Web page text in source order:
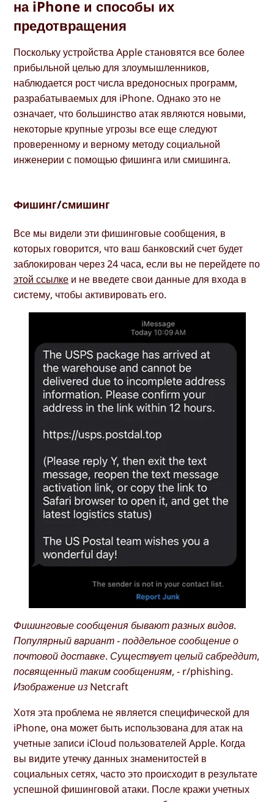
на iPhone и способы их
предотвращения
Поскольку устройства Apple становятся все более
прибыльной целью для злоумышленников,
наблюдается рост числа вредоносных программ,
разрабатываемых для iPhone. Однако это не
означает, что большинство атак являются новыми,
некоторые крупные угрозы все еще следуют
проверенному и верному методу социальной
инженерии с помощью фишинга или смишинга.
Фишинг/смишинг
Все мы видели эти фишинговые сообщения, в
которых говорится, что ваш банковский счет будет
заблокирован через 24 часа, если вы не перейдете по
этой ссылке и не введете свои данные для входа в
систему, чтобы активировать его.
Фишинговые сообщения бывают разных видов.
Популярный вариант - поддельное сообщение о
почтовой доставке. Существует целый сабреддит,
посвященный таким сообщениям, - r/phishing.
Изображение из Netcraft
Хотя эта проблема не является специфической для
iPhone, она может быть использована для атак на
учетные записи iCloud пользователей Apple. Когда
вы видите утечку данных знаменитостей в
социальных сетях, часто это происходит в результате
успешной фишинговой атаки. После кражи учетных